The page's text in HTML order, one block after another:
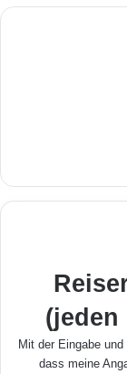
(jeden
Mit der Eingabe
dass meine